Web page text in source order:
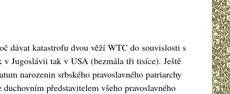
dávat katastrofu dvou věží WTC do souvislosti s
Jugoslávii tak v USA (bezmála tři tisíce). Ještě
narozenin srbského pravoslavného patriarchy
představitelem všeho pravoslavného